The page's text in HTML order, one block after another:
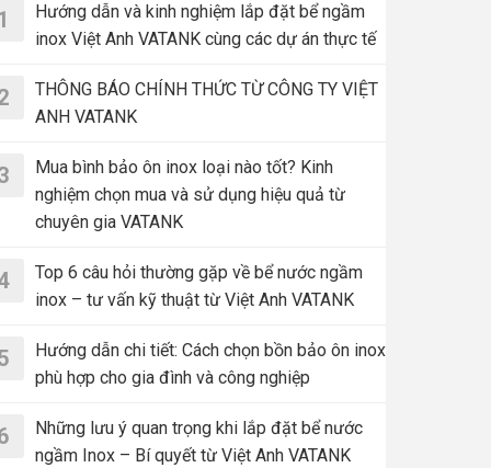
Hướng dẫn và kinh nghiệm lắp đặt bể ngầm
inox Việt Anh VATANK cùng các dự án thực tế
THÔNG BÁO CHÍNH THỨC TỪ CÔNG TY VIỆT
ANH VATANK
Mua bình bảo ôn inox loại nào tốt? Kinh
nghiệm chọn mua và sử dụng hiệu quả từ
chuyên gia VATANK
Top 6 câu hỏi thường gặp về bể nước ngầm
inox – tư vấn kỹ thuật từ Việt Anh VATANK
Hướng dẫn chi tiết: Cách chọn bồn bảo ôn inox
phù hợp cho gia đình và công nghiệp
Những lưu ý quan trọng khi lắp đặt bể nước
ngầm Inox – Bí quyết từ Việt Anh VATANK